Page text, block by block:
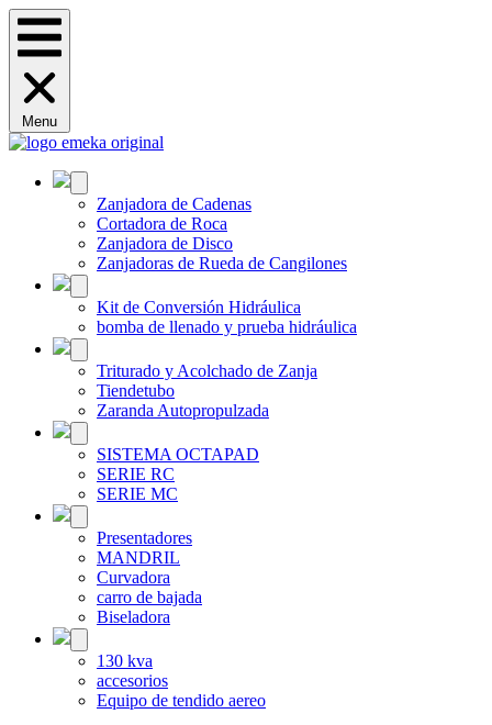
Menu
Zanjadora de Cadenas
Cortadora de Roca
Zanjadora de Disco
Zanjadoras de Rueda de Cangilones
Kit de Conversión Hidráulica
bomba de llenado y prueba hidráulica
Triturado y Acolchado de Zanja
Tiendetubo
Zaranda Autopropulzada
SISTEMA OCTAPAD
SERIE RC
SERIE MC
Presentadores
MANDRIL
Curvadora
carro de bajada
Biseladora
130 kva
accesorios
Equipo de tendido aereo